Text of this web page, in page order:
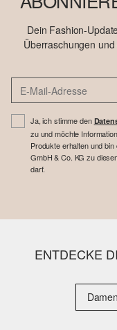
Dein Fashion-
Überraschungen
Ja, ich stimme den
zu und möchte
Produkte erhalten und
GmbH & Co. KG zu
darf.
ENTDECKE
Damen